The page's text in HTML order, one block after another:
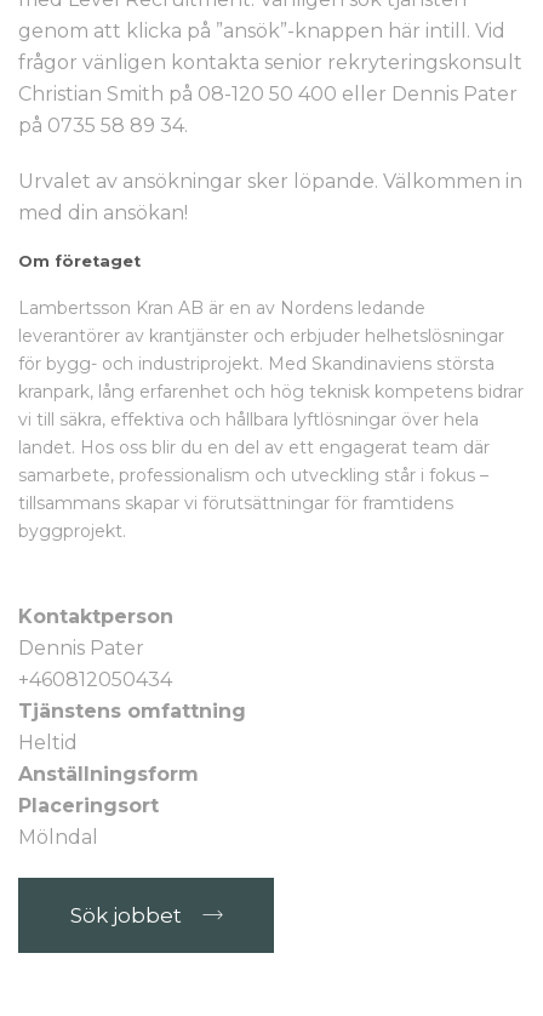
genom att klicka på ”ansök”-knappen här intill. Vid
frågor vänligen kontakta senior rekryteringskonsult
Christian Smith på 08-120 50 400 eller Dennis Pater
på 0735 58 89 34.
Urvalet av ansökningar sker löpande. Välkommen in
med din ansökan!
Om företaget
Lambertsson Kran AB är en av Nordens ledande
leverantörer av krantjänster och erbjuder helhetslösningar
för bygg- och industriprojekt. Med Skandinaviens största
kranpark, lång erfarenhet och hög teknisk kompetens bidrar
vi till säkra, effektiva och hållbara lyftlösningar över hela
landet. Hos oss blir du en del av ett engagerat team där
samarbete, professionalism och utveckling står i fokus –
tillsammans skapar vi förutsättningar för framtidens
byggprojekt.
Kontaktperson
Dennis Pater
+460812050434
Tjänstens omfattning
Heltid
Anställningsform
Placeringsort
Mölndal
Sök jobbet